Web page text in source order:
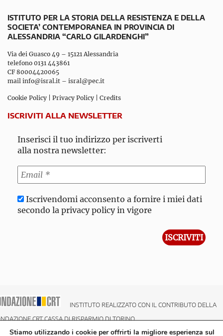
ISTITUTO PER LA STORIA DELLA RESISTENZA E DELLA
SOCIETA’ CONTEMPORANEA IN PROVINCIA DI
ALESSANDRIA “CARLO GILARDENGHI”
Via dei Guasco 49 – 15121 Alessandria
telefono 0131 443861
CF 80004420065
mail info@isral.it – isral@pec.it
Cookie Policy Privacy Policy Credits
ISCRIVITI ALLA NEWSLETTER
Inserisci il tuo indirizzo per iscriverti
alla nostra newsletter:
Iscrivendomi acconsento a fornire i miei dati
secondo la privacy policy in vigore
INSTITUTO REALIZZATO CON IL CONTRIBUTO DELLA
CRT CASSA DI RISPARMIO DI TORINO
Stiamo utilizzando i cookie per offrirti la migliore esperienza sul